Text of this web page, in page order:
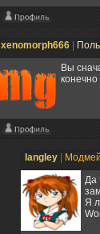
xenomorph666
Вы
langley
Да
Я